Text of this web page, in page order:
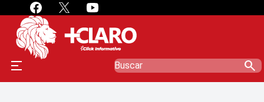
search